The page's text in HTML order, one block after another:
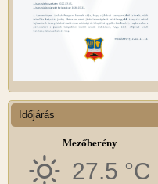
Időjárás
Mezőberény
27.5 °C